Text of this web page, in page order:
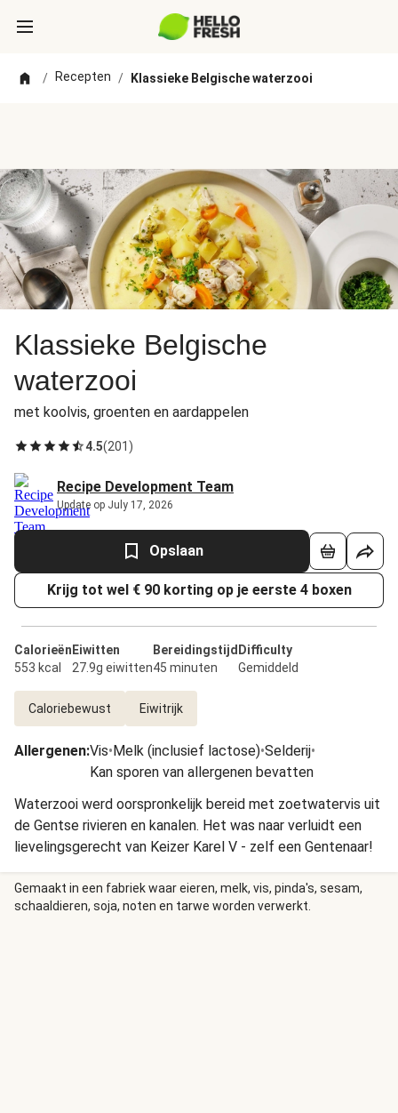
/ Recepten / Klassieke Belgische waterzooi
Klassieke Belgische
waterzooi
met koolvis, groenten en aardappelen
4.5(201 )
Recipe Development Team
Update op July 17, 2026
Opslaan
Krijg tot wel € 90 korting op je eerste 4 boxen
Calorieën
553 kcal
Eiwitten
27.9g eiwitten
Bereidingstijd
45 minuten
Difficulty
Gemiddeld
Caloriebewust Eiwitrijk
Allergenen:Vis•Melk (inclusief lactose)•Selderij•
Kan sporen van allergenen bevatten
Waterzooi werd oorspronkelijk bereid met zoetwatervis uit
de Gentse rivieren en kanalen. Het was naar verluidt een
lievelingsgerecht van Keizer Karel V - zelf een Gentenaar!
Gemaakt in een fabriek waar eieren, melk, vis, pinda's, sesam,
schaaldieren, soja, noten en tarwe worden verwerkt.